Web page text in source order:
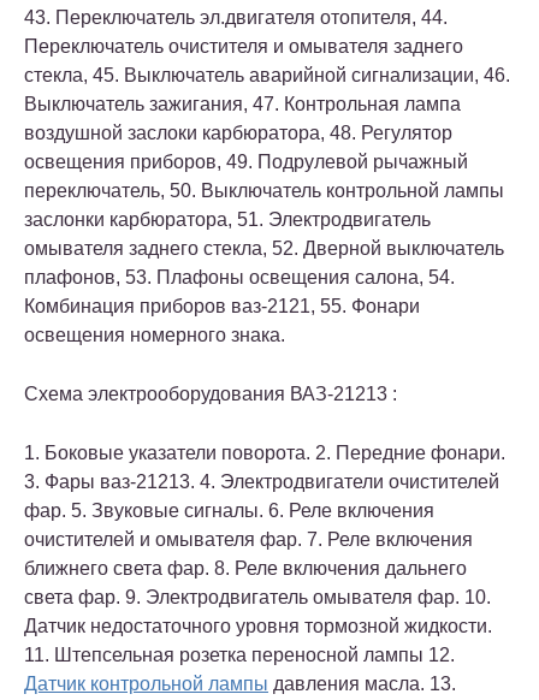
43. Переключатель эл.двигателя отопителя, 44.
Переключатель очистителя и омывателя заднего
стекла, 45. Выключатель аварийной сигнализации, 46.
Выключатель зажигания, 47. Контрольная лампа
воздушной заслоки карбюратора, 48. Регулятор
освещения приборов, 49. Подрулевой рычажный
переключатель, 50. Выключатель контрольной лампы
заслонки карбюратора, 51. Электродвигатель
омывателя заднего стекла, 52. Дверной выключатель
плафонов, 53. Плафоны освещения салона, 54.
Комбинация приборов ваз-2121, 55. Фонари
освещения номерного знака.
Схема электрооборудования ВАЗ-21213 :
1. Боковые указатели поворота. 2. Передние фонари.
3. Фары ваз-21213. 4. Электродвигатели очистителей
фар. 5. Звуковые сигналы. 6. Реле включения
очистителей и омывателя фар. 7. Реле включения
ближнего света фар. 8. Реле включения дальнего
света фар. 9. Электродвигатель омывателя фар. 10.
Датчик недостаточного уровня тормозной жидкости.
11. Штепсельная розетка переносной лампы 12.
Датчик контрольной лампы давления масла. 13.